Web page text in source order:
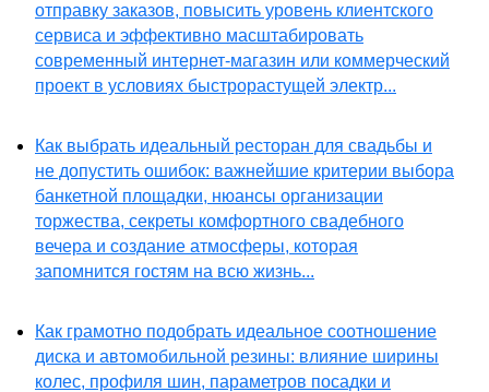
отправку заказов, повысить уровень клиентского
сервиса и эффективно масштабировать
современный интернет-магазин или коммерческий
проект в условиях быстрорастущей электр...
Как выбрать идеальный ресторан для свадьбы и
не допустить ошибок: важнейшие критерии выбора
банкетной площадки, нюансы организации
торжества, секреты комфортного свадебного
вечера и создание атмосферы, которая
запомнится гостям на всю жизнь...
Как грамотно подобрать идеальное соотношение
диска и автомобильной резины: влияние ширины
колес, профиля шин, параметров посадки и